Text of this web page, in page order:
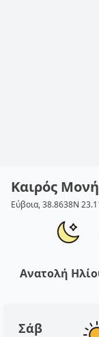
Καιρός
Εύβοια, 38.8638N
Ανατολή
Σάβ